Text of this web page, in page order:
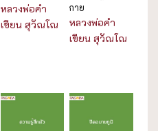
หลวงพ่อคำ
เขียน สุวัณโณ
กาย
หลวงพ่อคำ
เขียน สุวัณโณ